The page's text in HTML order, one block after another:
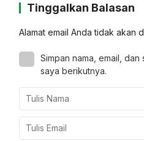
Tinggalkan Balasan
Alamat email Anda tidak akan
Simpan nama, email,
saya berikutnya.